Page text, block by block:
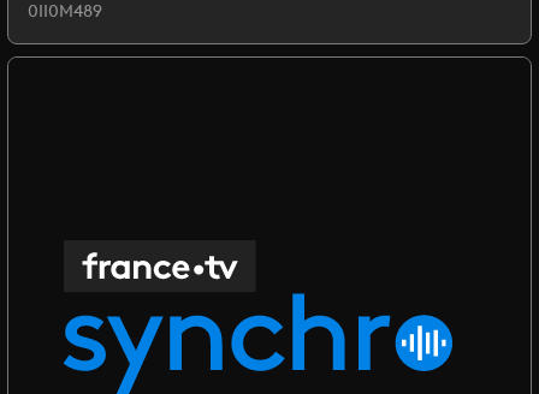
0II0M489